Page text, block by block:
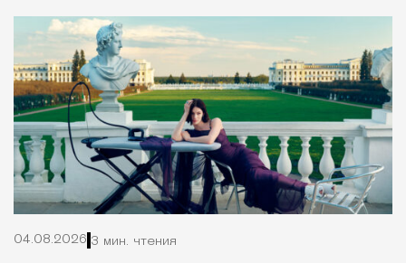
04.08.2026 3 мин. чтения